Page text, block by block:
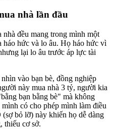
nhà lần đầu
đều mang trong mình một
háo hức và lo âu. Họ háo hức vì
lại lo âu trước áp lực tài
vào bạn bè, đồng nghiệp
này mua nhà 3 tỷ, người kia
bạn bằng bè" mà không
có cho phép mình làm điều
bỏ lỡ) này khiến họ dễ dàng
thiếu cơ sở.